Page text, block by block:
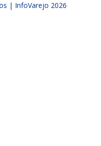
| InfoVarejo 2026